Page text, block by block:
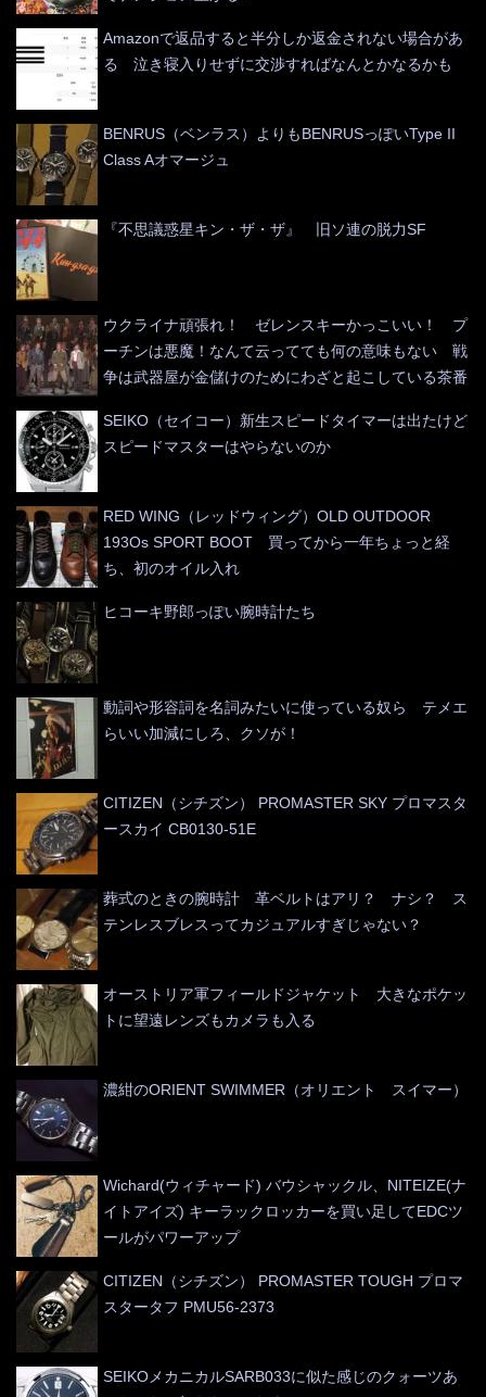
Amazonで返品すると半分しか返金されない場合があ
る 泣き寝入りせずに交渉すればなんとかなるかも
BENRUS（ベンラス）よりもBENRUSっぽいType II
Class Aオマージュ
『不思議惑星キン・ザ・ザ』 旧ソ連の脱力SF
ウクライナ頑張れ！ ゼレンスキーかっこいい！ プ
ーチンは悪魔！なんて云ってても何の意味もない 戦
争は武器屋が金儲けのためにわざと起こしている茶番
SEIKO（セイコー）新生スピードタイマーは出たけど
スピードマスターはやらないのか
RED WING（レッドウィング）OLD OUTDOOR
193Os SPORT BOOT 買ってから一年ちょっと経
ち、初のオイル入れ
ヒコーキ野郎っぽい腕時計たち
動詞や形容詞を名詞みたいに使っている奴ら テメエ
らいい加減にしろ、クソが！
CITIZEN（シチズン） PROMASTER SKY プロマスタ
ースカイ CB0130-51E
葬式のときの腕時計 革ベルトはアリ？ ナシ？ ス
テンレスブレスってカジュアルすぎじゃない？
オーストリア軍フィールドジャケット 大きなポケッ
トに望遠レンズもカメラも入る
濃紺のORIENT SWIMMER（オリエント スイマー）
Wichard(ウィチャード) バウシャックル、NITEIZE(ナ
イトアイズ) キーラックロッカーを買い足してEDCツ
ールがパワーアップ
CITIZEN（シチズン） PROMASTER TOUGH プロマ
スタータフ PMU56-2373
SEIKOメカニカルSARB033に似た感じのクォーツあ